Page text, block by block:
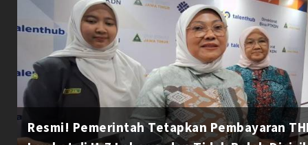
Resmi! Pemerintah Tetapkan Pembayaran